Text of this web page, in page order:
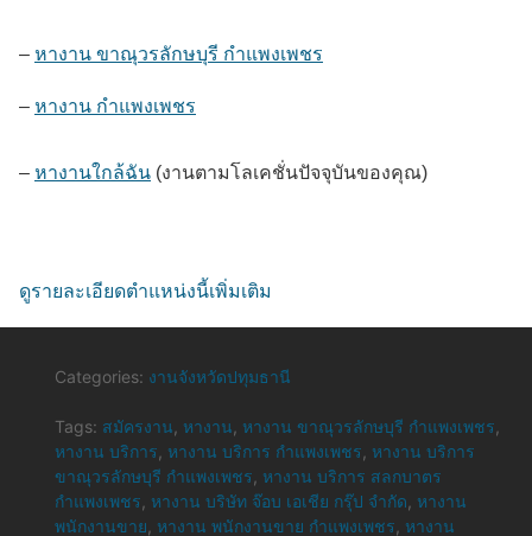
– หางาน ขาณุวรลักษบุรี กำแพงเพชร
– หางาน กำแพงเพชร
– หางานใกล้ฉัน (งานตามโลเคชั่นปัจจุบันของคุณ)
ดูรายละเอียดตำแหน่งนี้เพิ่มเติม
Categories: งานจังหวัดปทุมธานี
Tags: สมัครงาน หางาน หางาน ขาณุวรลักษบุรี กำแพงเพชร
หางาน บริการ หางาน บริการ กำแพงเพชร หางาน บริการ
ขาณุวรลักษบุรี กำแพงเพชร หางาน บริการ สลกบาตร
กำแพงเพชร หางาน บริษัท จ๊อบ เอเชีย กรุ๊ป จำกัด หางาน
พนักงานขาย หางาน พนักงานขาย กำแพงเพชร หางาน